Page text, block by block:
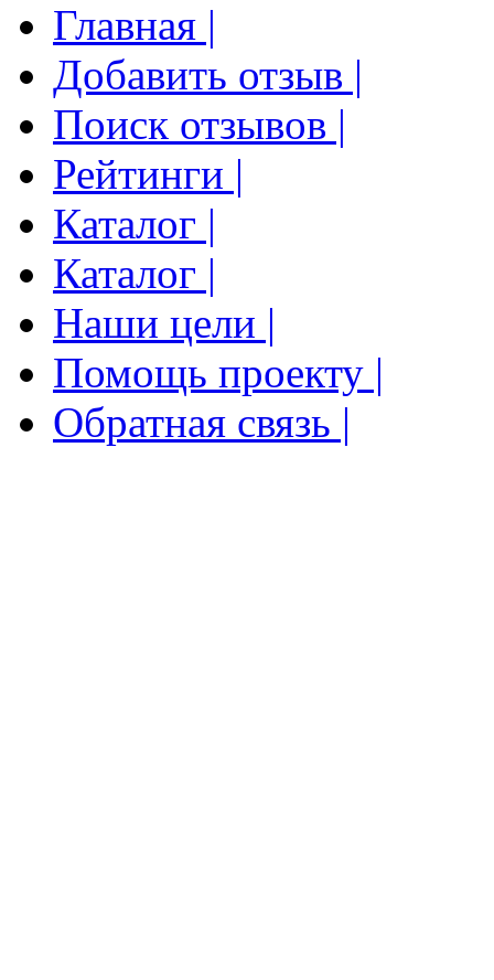
Главная |
Добавить отзыв |
Поиск отзывов |
Рейтинги |
Каталог |
Каталог |
Наши цели |
Помощь проекту |
Обратная связь |